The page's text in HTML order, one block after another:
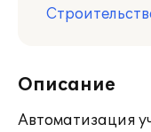
Описание
Автоматизация